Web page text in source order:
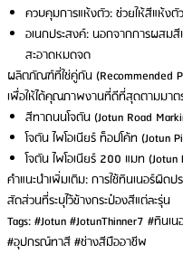
ควบคุมการแห้งตัว: ช่วยให้สีแห้งตัว
อเนกประสงค์: นอกจากการผสม
สะอาดหมดจด
ผลิตภัณฑ์ที่ใช่คู่กัน (Recommended
เพื่อให้ได้คุณภาพงานที่ดีที่สุดตามมาต
สีทาถนนโจตัน (Jotun Road
โจตัน ไพโอเนียร์ ท็อปโค้ท (Jotun
โจตัน ไพโอเนียร์ 200 แมท
คำแนะนำเพิ่มเติม: การใช้ทินเนอร์ผิด
สัดส่วนที่ระบุไว้ข้างกระป๋องสีแต่ละรุ่น
Tags: #Jotun #JotunThinner7 #ทิน
#อุปกรณ์ทาสี #ช่างสีมืออาชีพ